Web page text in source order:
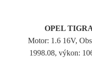
OPEL TIGRA
Motor: 1.6 16V,
1998.08, výkon: